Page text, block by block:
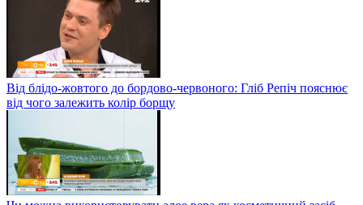
Від блідо-жовтого до бордово-червоного: Гліб Репіч пояснює
від чого залежить колір борщу